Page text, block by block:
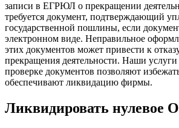
записи в ЕГРЮЛ о прекращении
требуется документ, подтверждающий
государственной пошлины, если
электронном виде. Неправильное
этих документов может привести к
прекращения деятельности. Наши
проверке документов позволяют
обеспечивают ликвидацию фирмы.
Ликвидировать